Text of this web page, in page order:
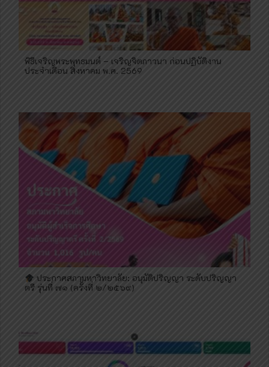
พิธีเจริญพระพุทธมนต์ – เจริญจิตภาวนา ก่อนปฏิบัติงาน
ประจำเดือน สิงหาคม พ.ศ. 2569
ประกาศสภามหาวิทยาลัย: อนุมัติปริญญา ระดับปริญญา
ตรี รุ่นที่ ๗๑ (ครั้งที่ ๒/๒๕๖๙)